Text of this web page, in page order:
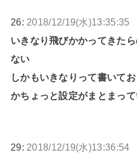
26: 2018/12/19(水)13:35:35
いきなり飛びかかってきた
ない
しかもいきなりって書いて
かちょっと設定がまとまっ
29: 2018/12/19(水)13:36:54